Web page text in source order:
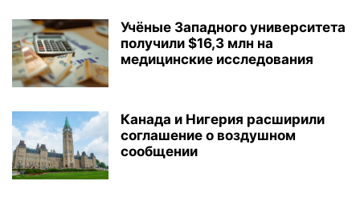
Учёные Западного университета
получили $16,3 млн на
медицинские исследования
Канада и Нигерия расширили
соглашение о воздушном
сообщении